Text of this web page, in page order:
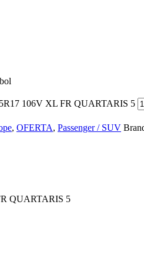
106V XL FR QUARTARIS 5
, OFERTA, Passenger / SUV
QUARTARIS 5